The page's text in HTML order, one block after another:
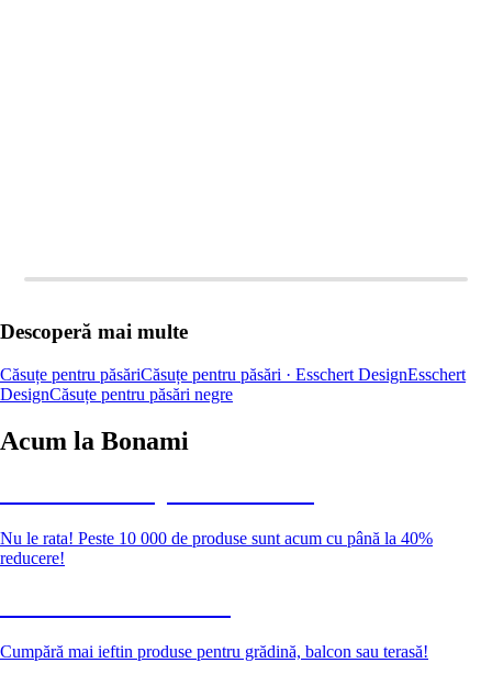
Descoperă mai multe
Căsuțe pentru păsăriCăsuțe pentru păsări · Esschert DesignEsschert
DesignCăsuțe pentru păsări negre
Acum la Bonami
Nu le rata! Peste 10 000 de produse sunt acum cu până la 40%
reducere!
Cumpără mai ieftin produse pentru grădină, balcon sau terasă!